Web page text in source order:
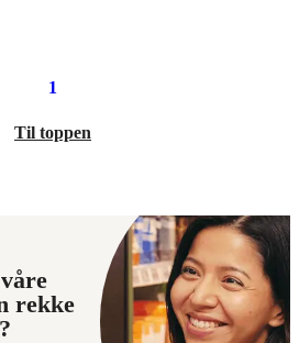
1
Til toppen
rekke